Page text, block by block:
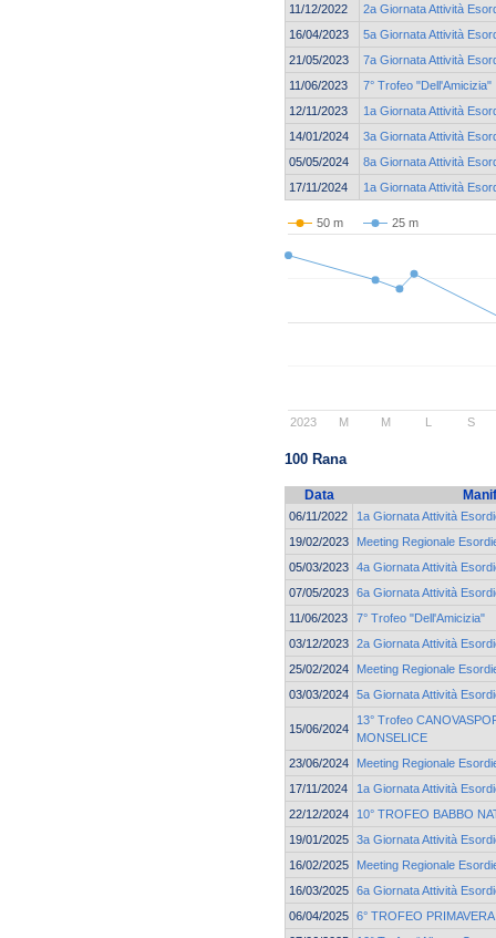
11/12/2022
2a Giornata Attività
16/04/2023
5a Giornata Attività
21/05/2023
7a Giornata Attività
11/06/2023
7° Trofeo "Dell'Amicizia"
12/11/2023
1a Giornata Attività
14/01/2024
3a Giornata Attività
05/05/2024
8a Giornata Attività
17/11/2024
1a Giornata Attività
50 m 25 m
2023 M M L S
100 Rana
Data
06/11/2022
1a Giornata Attività
19/02/2023
Meeting Regionale
05/03/2023 4a Giornata Attività
07/05/2023 6a Giornata Attività
11/06/2023
7° Trofeo "Dell'Amicizia"
03/12/2023 2a Giornata Attività
25/02/2024
Meeting Regionale
03/03/2024 5a Giornata Attività
15/06/2024
13° Trofeo
MONSELICE
23/06/2024
Meeting Regionale
17/11/2024
1a Giornata Attività
22/12/2024
10° TROFEO BABBO
19/01/2025 3a Giornata Attività
16/02/2025
Meeting Regionale
16/03/2025 6a Giornata Attività
06/04/2025 6° TROFEO